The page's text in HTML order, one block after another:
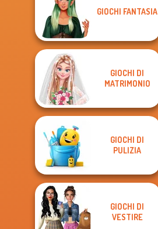
GIOCHI FANTASIA
GIOCHI DI
MATRIMONIO
GIOCHI DI
PULIZIA
GIOCHI DI
VESTIRE